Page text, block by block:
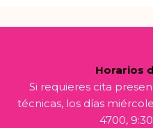
Horarios
Si requieres cita
técnicas, los días
4700,